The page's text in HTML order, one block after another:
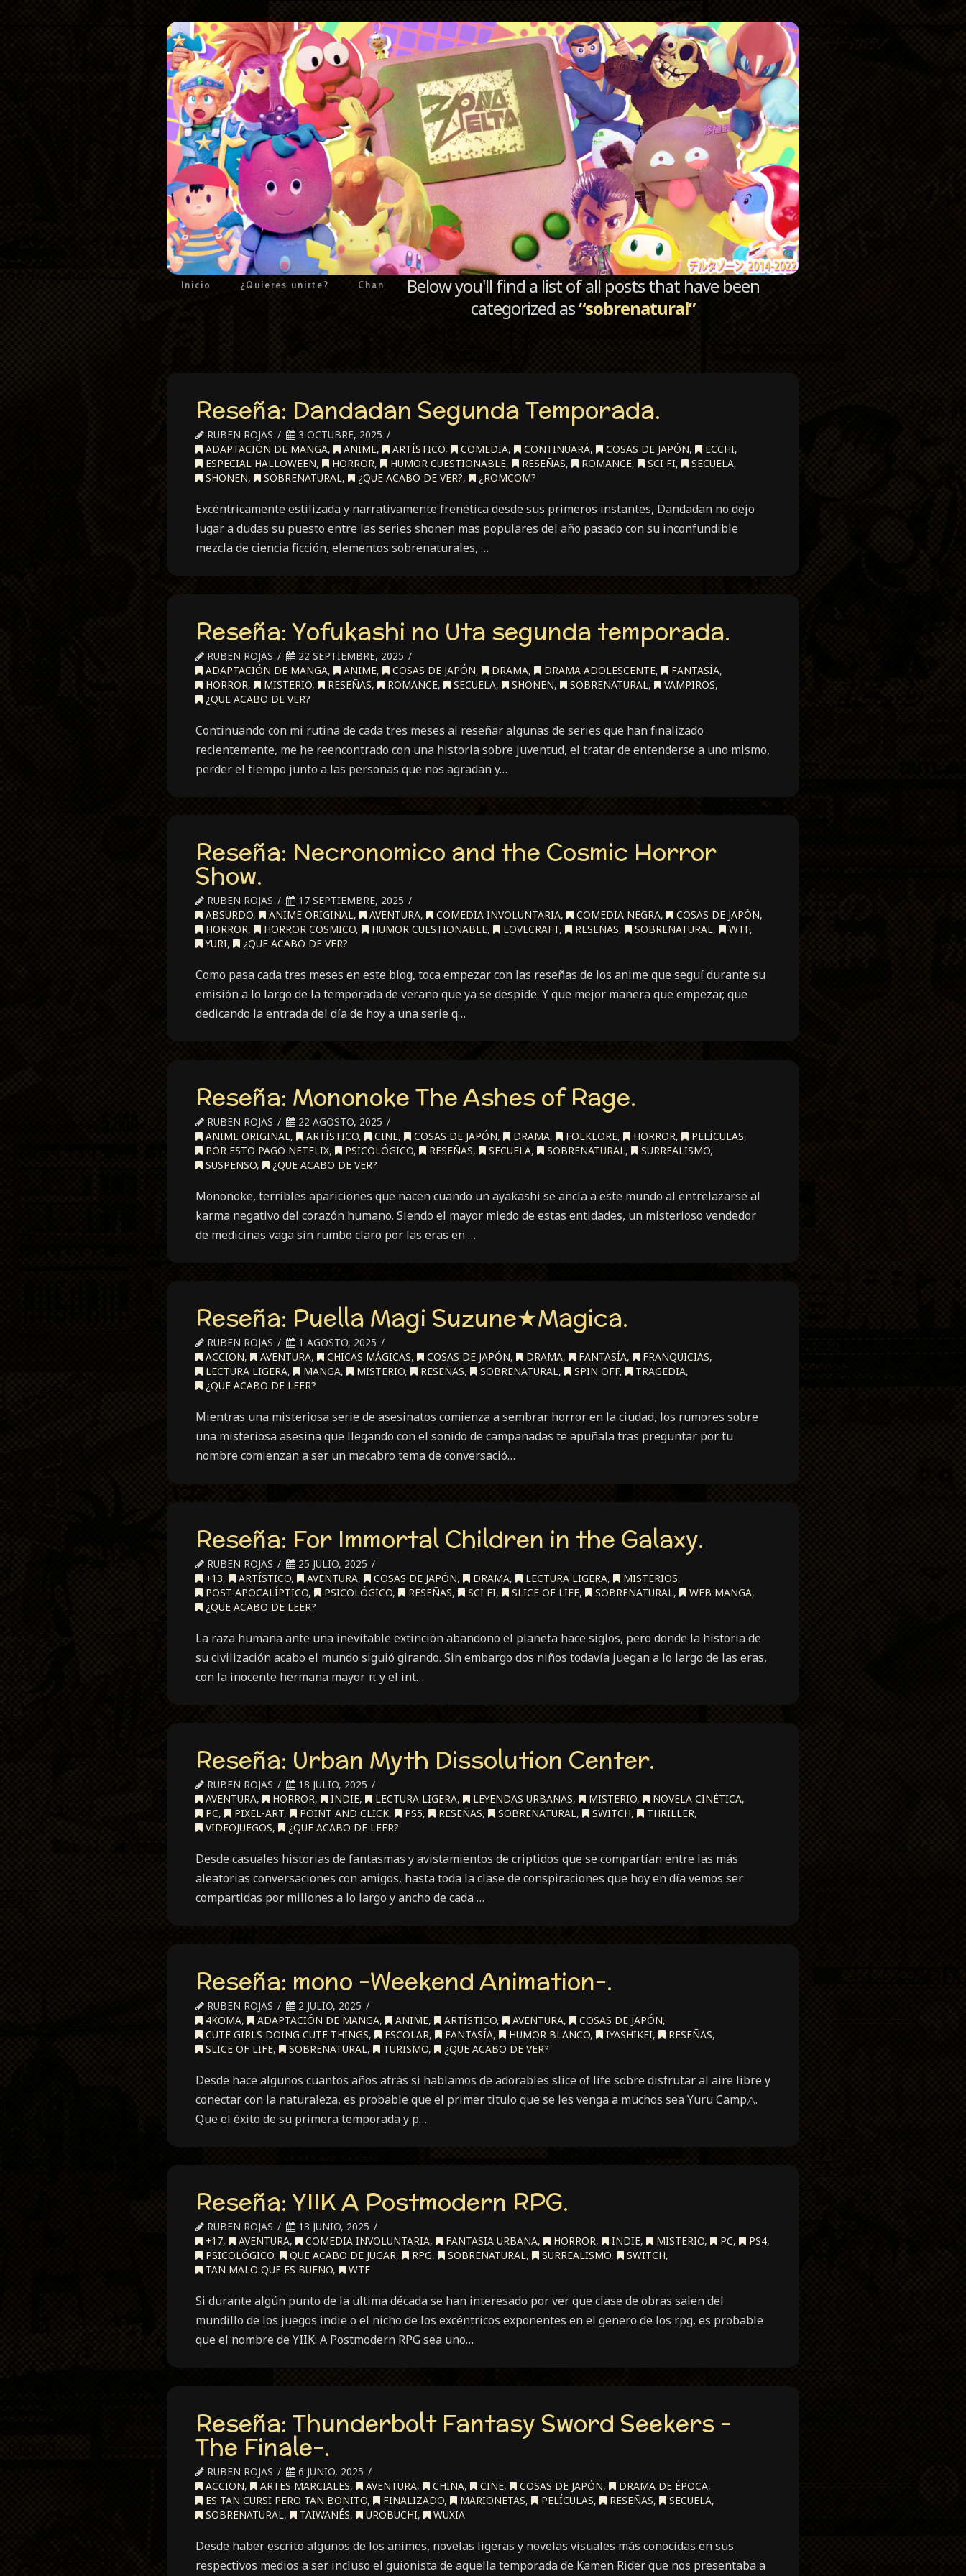
Inicio ¿Quieres unirte? Chan
Below you'll find a list of all posts that have been
categorized as“sobrenatural”
Reseña: Dandadan Segunda Temporada.
RUBEN ROJAS
3 OCTUBRE, 2025
ADAPTACIÓN DE MANGA, ANIME, ARTÍSTICO, COMEDIA, CONTINUARÁ, COSAS DE JAPÓN, ECCHI,
ESPECIAL HALLOWEEN, HORROR, HUMOR CUESTIONABLE, RESEÑAS, ROMANCE, SCI FI, SECUELA,
SHONEN, SOBRENATURAL, ¿QUE ACABO DE VER?, ¿ROMCOM?
Excéntricamente estilizada y narrativamente frenética desde sus primeros instantes, Dandadan no dejo
lugar a dudas su puesto entre las series shonen mas populares del año pasado con su inconfundible
mezcla de ciencia ficción, elementos sobrenaturales, …
Reseña: Yofukashi no Uta segunda temporada.
RUBEN ROJAS
22 SEPTIEMBRE, 2025
ADAPTACIÓN DE MANGA, ANIME, COSAS DE JAPÓN, DRAMA, DRAMA ADOLESCENTE, FANTASÍA,
HORROR, MISTERIO, RESEÑAS, ROMANCE, SECUELA, SHONEN, SOBRENATURAL, VAMPIROS,
¿QUE ACABO DE VER?
Continuando con mi rutina de cada tres meses al reseñar algunas de series que han finalizado
recientemente, me he reencontrado con una historia sobre juventud, el tratar de entenderse a uno mismo,
perder el tiempo junto a las personas que nos agradan y…
Reseña: Necronomico and the Cosmic Horror
Show.
RUBEN ROJAS
17 SEPTIEMBRE, 2025
ABSURDO, ANIME ORIGINAL, AVENTURA, COMEDIA INVOLUNTARIA, COMEDIA NEGRA, COSAS DE JAPÓN,
HORROR, HORROR COSMICO, HUMOR CUESTIONABLE, LOVECRAFT, RESEÑAS, SOBRENATURAL, WTF,
YURI, ¿QUE ACABO DE VER?
Como pasa cada tres meses en este blog, toca empezar con las reseñas de los anime que seguí durante su
emisión a lo largo de la temporada de verano que ya se despide. Y que mejor manera que empezar, que
dedicando la entrada del día de hoy a una serie q…
Reseña: Mononoke The Ashes of Rage.
RUBEN ROJAS
22 AGOSTO, 2025
ANIME ORIGINAL, ARTÍSTICO, CINE, COSAS DE JAPÓN, DRAMA, FOLKLORE, HORROR, PELÍCULAS,
POR ESTO PAGO NETFLIX, PSICOLÓGICO, RESEÑAS, SECUELA, SOBRENATURAL, SURREALISMO,
SUSPENSO, ¿QUE ACABO DE VER?
Mononoke, terribles apariciones que nacen cuando un ayakashi se ancla a este mundo al entrelazarse al
karma negativo del corazón humano. Siendo el mayor miedo de estas entidades, un misterioso vendedor
de medicinas vaga sin rumbo claro por las eras en …
Reseña: Puella Magi Suzune★Magica.
RUBEN ROJAS
1 AGOSTO, 2025
ACCION, AVENTURA, CHICAS MÁGICAS, COSAS DE JAPÓN, DRAMA, FANTASÍA, FRANQUICIAS,
LECTURA LIGERA, MANGA, MISTERIO, RESEÑAS, SOBRENATURAL, SPIN OFF, TRAGEDIA,
¿QUE ACABO DE LEER?
Mientras una misteriosa serie de asesinatos comienza a sembrar horror en la ciudad, los rumores sobre
una misteriosa asesina que llegando con el sonido de campanadas te apuñala tras preguntar por tu
nombre comienzan a ser un macabro tema de conversació…
Reseña: For Immortal Children in the Galaxy.
RUBEN ROJAS
25 JULIO, 2025
+13, ARTÍSTICO, AVENTURA, COSAS DE JAPÓN, DRAMA, LECTURA LIGERA, MISTERIOS,
POST-APOCALÍPTICO, PSICOLÓGICO, RESEÑAS, SCI FI, SLICE OF LIFE, SOBRENATURAL, WEB MANGA,
¿QUE ACABO DE LEER?
La raza humana ante una inevitable extinción abandono el planeta hace siglos, pero donde la historia de
su civilización acabo el mundo siguió girando. Sin embargo dos niños todavía juegan a lo largo de las eras,
con la inocente hermana mayor π y el int…
Reseña: Urban Myth Dissolution Center.
RUBEN ROJAS
18 JULIO, 2025
AVENTURA, HORROR, INDIE, LECTURA LIGERA, LEYENDAS URBANAS, MISTERIO, NOVELA CINÉTICA,
PC, PIXEL-ART, POINT AND CLICK, PS5, RESEÑAS, SOBRENATURAL, SWITCH, THRILLER,
VIDEOJUEGOS, ¿QUE ACABO DE LEER?
Desde casuales historias de fantasmas y avistamientos de criptidos que se compartían entre las más
aleatorias conversaciones con amigos, hasta toda la clase de conspiraciones que hoy en día vemos ser
compartidas por millones a lo largo y ancho de cada …
Reseña: mono -Weekend Animation-.
RUBEN ROJAS
2 JULIO, 2025
4KOMA, ADAPTACIÓN DE MANGA, ANIME, ARTÍSTICO, AVENTURA, COSAS DE JAPÓN,
CUTE GIRLS DOING CUTE THINGS, ESCOLAR, FANTASÍA, HUMOR BLANCO, IYASHIKEI, RESEÑAS,
SLICE OF LIFE, SOBRENATURAL, TURISMO, ¿QUE ACABO DE VER?
Desde hace algunos cuantos años atrás si hablamos de adorables slice of life sobre disfrutar al aire libre y
conectar con la naturaleza, es probable que el primer titulo que se les venga a muchos sea Yuru Camp△.
Que el éxito de su primera temporada y p…
Reseña: YIIK A Postmodern RPG.
RUBEN ROJAS
13 JUNIO, 2025
+17, AVENTURA, COMEDIA INVOLUNTARIA, FANTASIA URBANA, HORROR, INDIE, MISTERIO, PC, PS4,
PSICOLÓGICO, QUE ACABO DE JUGAR, RPG, SOBRENATURAL, SURREALISMO, SWITCH,
TAN MALO QUE ES BUENO, WTF
Si durante algún punto de la ultima década se han interesado por ver que clase de obras salen del
mundillo de los juegos indie o el nicho de los excéntricos exponentes en el genero de los rpg, es probable
que el nombre de YIIK: A Postmodern RPG sea uno…
Reseña: Thunderbolt Fantasy Sword Seekers -
The Finale-.
RUBEN ROJAS
6 JUNIO, 2025
ACCION, ARTES MARCIALES, AVENTURA, CHINA, CINE, COSAS DE JAPÓN, DRAMA DE ÉPOCA,
ES TAN CURSI PERO TAN BONITO, FINALIZADO, MARIONETAS, PELÍCULAS, RESEÑAS, SECUELA,
SOBRENATURAL, TAIWANÉS, UROBUCHI, WUXIA
Desde haber escrito algunos de los animes, novelas ligeras y novelas visuales más conocidas en sus
respectivos medios a ser incluso el guionista de aquella temporada de Kamen Rider que nos presentaba a